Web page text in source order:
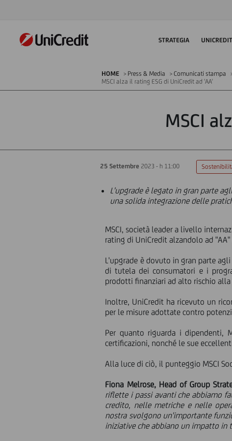
STRATEGIA
HOME Press & Media
Comunicati stampa
MSCI alza il rating ESG di UniCredit ad 'AA'
MSCI
25 Settembre 2023 - h 11:00
L'upgrade è legato in gran parte
una solida integrazione delle
MSCI, società leader a livello
rating di UniCredit alzandolo ad
L'upgrade è dovuto in gran parte
di tutela dei consumatori e i
prodotti finanziari ad alto rischio
Inoltre, UniCredit ha ricevuto un
per le misure adottate contro
Per quanto riguarda i dipendenti,
certificazioni, nonché le sue
Alla luce di ciò, il punteggio MSCI
Fiona Melrose, Head of Group
riflette i passi avanti che abbiamo
credito, nelle metriche e nelle
nostra svolgono un'importante
iniziative che abbiano un impatto in